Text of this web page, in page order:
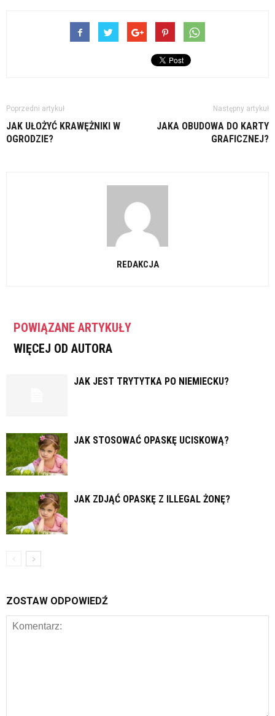
Poprzedni artykuł
JAK UŁOŻYĆ KRAWĘŻNIKI W
OGRODZIE?
Następny artykuł
JAKA OBUDOWA DO KARTY
GRAFICZNEJ?
REDAKCJA
POWIĄZANE ARTYKUŁY
WIĘCEJ OD AUTORA
JAK JEST TRYTYTKA PO NIEMIECKU?
JAK STOSOWAĆ OPASKĘ UCISKOWĄ?
JAK ZDJĄĆ OPASKĘ Z ILLEGAL ŻONĘ?
ZOSTAW ODPOWIEDŹ